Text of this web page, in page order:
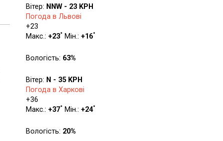
Вітер: NNW - 23 KPH
Погода в Львові
+23
Макс.: +23° Мін.: +16°
Вологість: 63%
Вітер: N - 35 KPH
Погода в Харкові
+36
Макс.: +37° Мін.: +24°
Вологість: 20%